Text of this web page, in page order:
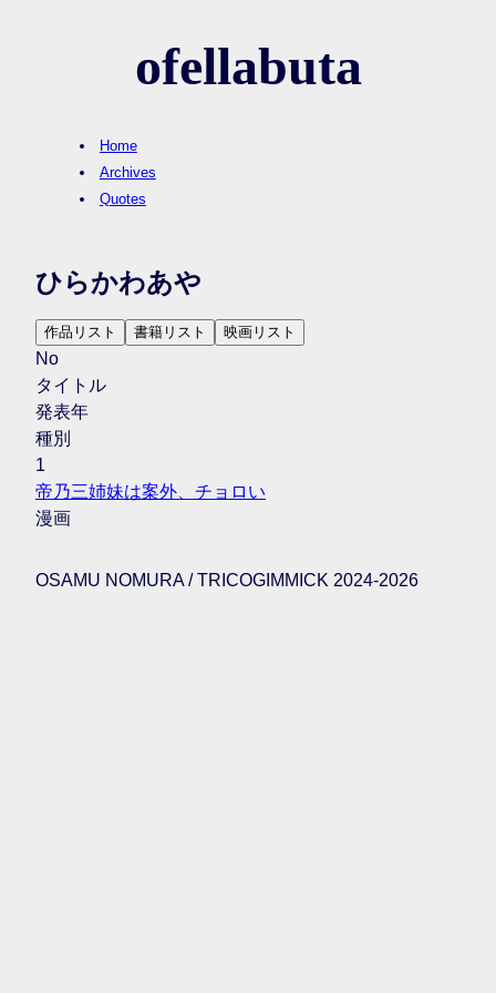
ofellabuta
Home
Archives
Quotes
ひらかわあや
作品リスト 書籍リスト 映画リスト
No
タイトル
発表年
種別
1
帝乃三姉妹は案外、チョロい
漫画
OSAMU NOMURA / TRICOGIMMICK 2024-2026